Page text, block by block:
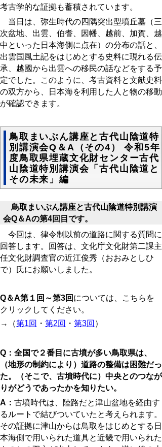
考古学的な証拠も蓄積されています。
当日は、弥生時代の四隅突出型墳丘墓（三
次盆地、出雲、伯耆、因幡、越前、加賀、越
中といった日本海側に点在）の分布の話と、
出雲国風土記をはじめとする史料に現れる伝
承、越國から出雲への移民の話などをする予
定でした。このように、考古資料と文献史料
の双方から、日本海を利用した人と物の移動
が確認できます。
鳥取まいぶん講座と古代山陰道特
別講演会Q＆A（その4） 令和5年
度鳥取県埋蔵文化財センター古代
山陰道特別講演会「古代山陰道と
その未来」編
鳥取まいぶん講座と古代山陰道特別講演
会Q＆Aの第4回目です。
今回は、律令制以前の道路に関する質問に
回答します。回答は、文化庁文化財第二課主
任文化財調査官の近江俊秀（おおみとしひ
で）氏にお願いしました。
Q＆A第１回～第3回 については、こちらを
クリックしてください。
→（第1回 ・ 第2回 ・ 第3回 ）
Q：全国で２番目に古墳が多い鳥取県は、
（地形の制約により）道路の整備は困難だっ
た。（そこで、古墳時代に）中央とのつなが
りがどうであったかを知りたい。
A： 古墳時代は、陸路だと津山盆地を経由す
るルートで結びついていたと考えられます。
その証拠に津山からは鳥取をはじめとする日
本海側で用いられた道具と近畿で用いられた